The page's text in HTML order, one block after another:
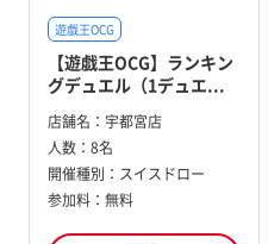
遊戯王OCG
【遊戯王OCG】ランキン
グデュエル（1デュエ...
店舗名： 宇都宮店
人数： 8名
開催種別： スイスドロー
参加料： 無料